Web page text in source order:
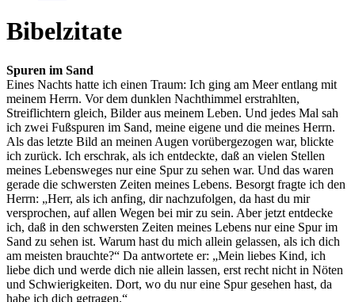
Bibelzitate
Spuren im Sand
Eines Nachts hatte ich einen Traum: Ich ging am Meer entlang mit
meinem Herrn. Vor dem dunklen Nachthimmel erstrahlten,
Streiflichtern gleich, Bilder aus meinem Leben. Und jedes Mal sah
ich zwei Fußspuren im Sand, meine eigene und die meines Herrn.
Als das letzte Bild an meinen Augen vorübergezogen war, blickte
ich zurück. Ich erschrak, als ich entdeckte, daß an vielen Stellen
meines Lebensweges nur eine Spur zu sehen war. Und das waren
gerade die schwersten Zeiten meines Lebens. Besorgt fragte ich den
Herrn: „Herr, als ich anfing, dir nachzufolgen, da hast du mir
versprochen, auf allen Wegen bei mir zu sein. Aber jetzt entdecke
ich, daß in den schwersten Zeiten meines Lebens nur eine Spur im
Sand zu sehen ist. Warum hast du mich allein gelassen, als ich dich
am meisten brauchte?“ Da antwortete er: „Mein liebes Kind, ich
liebe dich und werde dich nie allein lassen, erst recht nicht in Nöten
und Schwierigkeiten. Dort, wo du nur eine Spur gesehen hast, da
habe ich dich getragen.“